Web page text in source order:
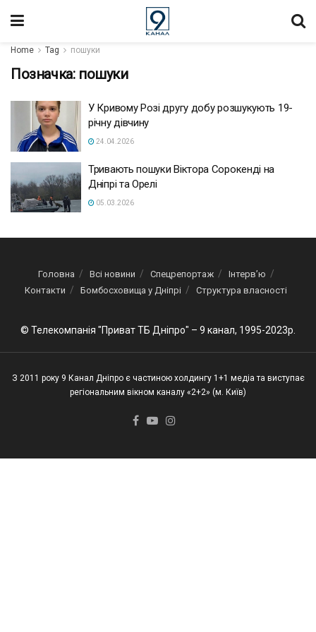
Home Tag пошуки
Позначка: пошуки
У Кривому Розі другу добу розшукують 19-
річну дівчину
24.04.2026
Тривають пошуки Віктора Сорокенді на
Дніпрі та Орелі
05.03.2026
Головна Всі новини Спецрепортаж
Інтерв’ю
Контакти
Бомбосховища у Дніпрі Структура власності
© Телекомпанія "Приват ТБ Дніпро" – 9 канал, 1995-2023р.
З 2011 року 9 Канал Дніпро є частиною холдингу 1+1 медіа та виступає
регіональним вікном каналу «2+2» (м. Київ)